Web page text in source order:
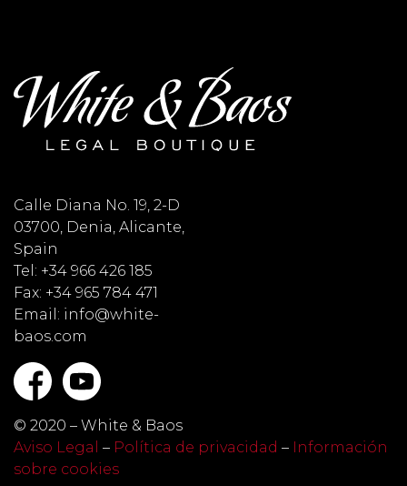
Calle Diana No. 19, 2-D
03700, Denia, Alicante,
Spain
Tel: +34 966 426 185
Fax: +34 965 784 471
Email: info@white-
baos.com
© 2020 – White & Baos
Aviso Legal – Política de privacidad – Información
sobre cookies